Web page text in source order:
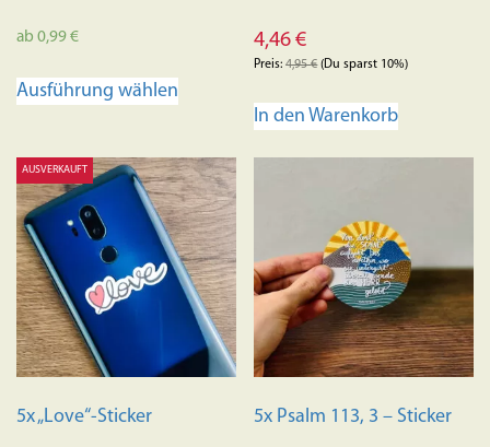
ab 0,99€
Ausführung wählen
mehrere
Varianten
auf.
Die
Optionen
können
auf
der
Produktseite
4,46€
Preis:4,95€(Du sparst 10%)
In den Warenkorb
AUSVERKAUFT
5x „Love“-Sticker 5x Psalm 113, 3 – Sticker